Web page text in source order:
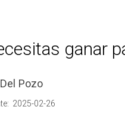
ganar
Pozo
2025-02-26